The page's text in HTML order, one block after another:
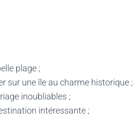
plage ;
sur une île au charme historique ;
inoubliables ;
intéressante ;